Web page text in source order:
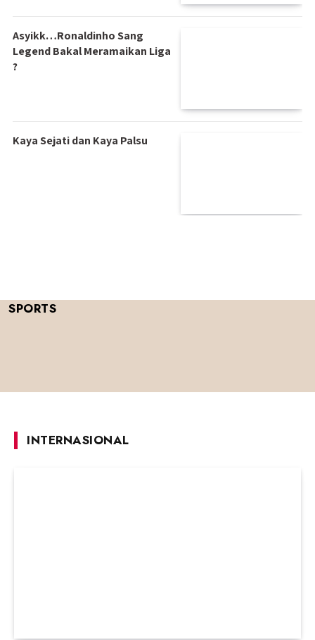
Asyikk…Ronaldinho Sang
Legend Bakal Meramaikan Liga
?
Kaya Sejati dan Kaya Palsu
SPORTS
INTERNASIONAL